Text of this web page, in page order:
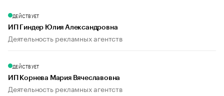
ДЕЙСТВУЕТ
ИП Гиндер Юлия Александровна
Деятельность рекламных агентств
ДЕЙСТВУЕТ
ИП Корнева Мария Вячеславовна
Деятельность рекламных агентств